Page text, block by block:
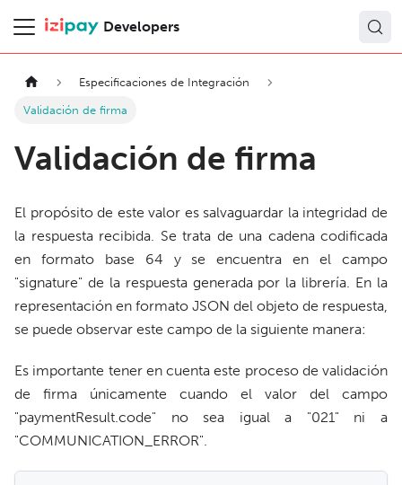
Developers
Especificaciones de Integración
Validación de firma
Validación de firma
El propósito de este valor es salvaguardar la integridad de
la respuesta recibida. Se trata de una cadena codificada
en formato base 64 y se encuentra en el campo
"signature" de la respuesta generada por la librería. En la
representación en formato JSON del objeto de respuesta,
se puede observar este campo de la siguiente manera:
Es importante tener en cuenta este proceso de validación
de firma únicamente cuando el valor del campo
"paymentResult.code" no sea igual a "021" ni a
"COMMUNICATION_ERROR".